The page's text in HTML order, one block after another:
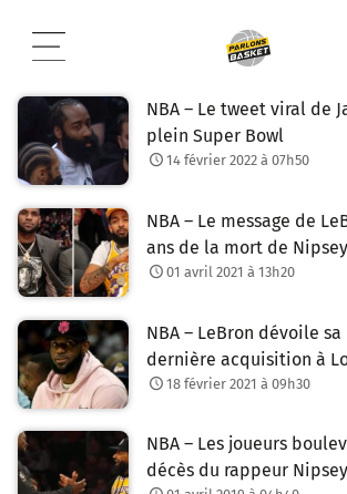
contenu
NBA – Le tweet viral de
plein Super Bowl
14 février 2022 à 07h50
NBA – Le message de
ans de la mort de
01 avril 2021 à 13h20
NBA – LeBron dévoile
dernière acquisition à
18 février 2021 à 09h30
NBA – Les joueurs
décès du rappeur